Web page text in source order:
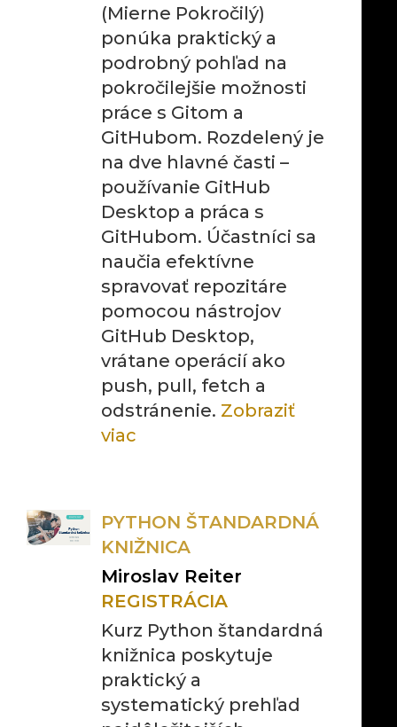
(Mierne Pokročilý)
ponúka praktický a
podrobný pohľad na
pokročilejšie možnosti
práce s Gitom a
GitHubom. Rozdelený je
na dve hlavné časti –
používanie GitHub
Desktop a práca s
GitHubom. Účastníci sa
naučia efektívne
spravovať repozitáre
pomocou nástrojov
GitHub Desktop,
vrátane operácií ako
push, pull, fetch a
odstránenie. Zobraziť
viac
PYTHON ŠTANDARDNÁ
KNIŽNICA
Miroslav Reiter
REGISTRÁCIA
Kurz Python štandardná
knižnica poskytuje
praktický a
systematický prehľad